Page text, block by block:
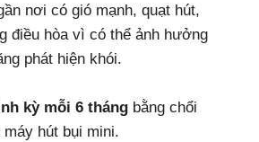
nơi có gió mạnh, quạt hút,
điều hòa vì có thể ảnh hưởng
phát hiện khói.
kỳ mỗi 6 tháng bằng chổi
máy hút bụi mini.